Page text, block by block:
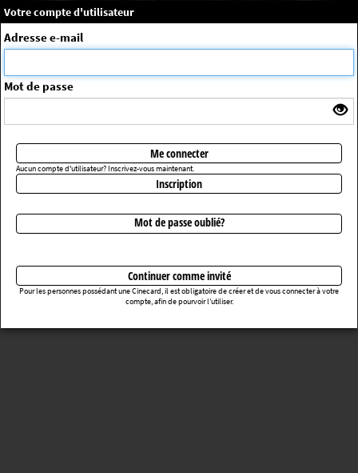
Message système
La séance choisie n'a pas été trouvée
Votre compte d'utilisateur
Adresse e-mail
Mot de passe
Me connecter
Aucun compte d'utilisateur? Inscrivez-vous maintenant.
Inscription
Mot de passe oublié?
Continuer comme invité
Pour les personnes possédant une Cinecard, il est obligatoire de créer et de vous connecter à votre
compte, afin de pourvoir l’utiliser.